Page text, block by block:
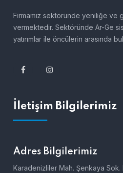
Firmamız sektöründe yeniliğe ve
vermektedir. Sektöründe Ar-Ge
yatırımlar ile öncülerin arasında
İletişim Bilgilerimiz
Adres Bilgilerimiz
Karadenizliler Mah. Şenkaya